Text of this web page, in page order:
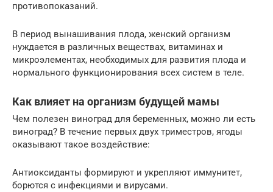
противопоказаний.
В период вынашивания плода, женский организм
нуждается в различных веществах, витаминах и
микроэлементах, необходимых для развития плода и
нормального функционирования всех систем в теле.
Как влияет на организм будущей мамы
Чем полезен виноград для беременных, можно ли есть
виноград? В течение первых двух триместров, ягоды
оказывают такое воздействие:
Антиоксиданты формируют и укрепляют иммунитет,
борются с инфекциями и вирусами.